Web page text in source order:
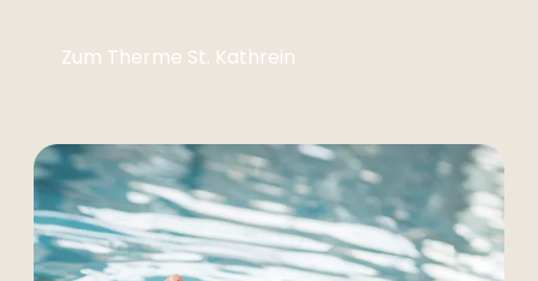
Zum Therme St. Kathrein